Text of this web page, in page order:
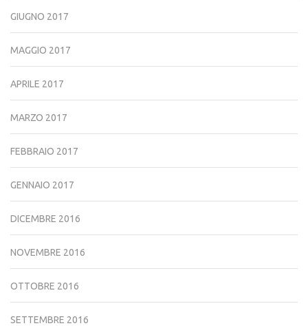
GIUGNO 2017
MAGGIO 2017
APRILE 2017
MARZO 2017
FEBBRAIO 2017
GENNAIO 2017
DICEMBRE 2016
NOVEMBRE 2016
OTTOBRE 2016
SETTEMBRE 2016